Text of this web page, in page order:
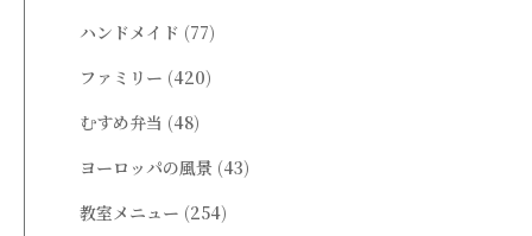
ハンドメイド (77)
ファミリー (420)
むすめ弁当 (48)
ヨーロッパの風景 (43)
教室メニュー (254)